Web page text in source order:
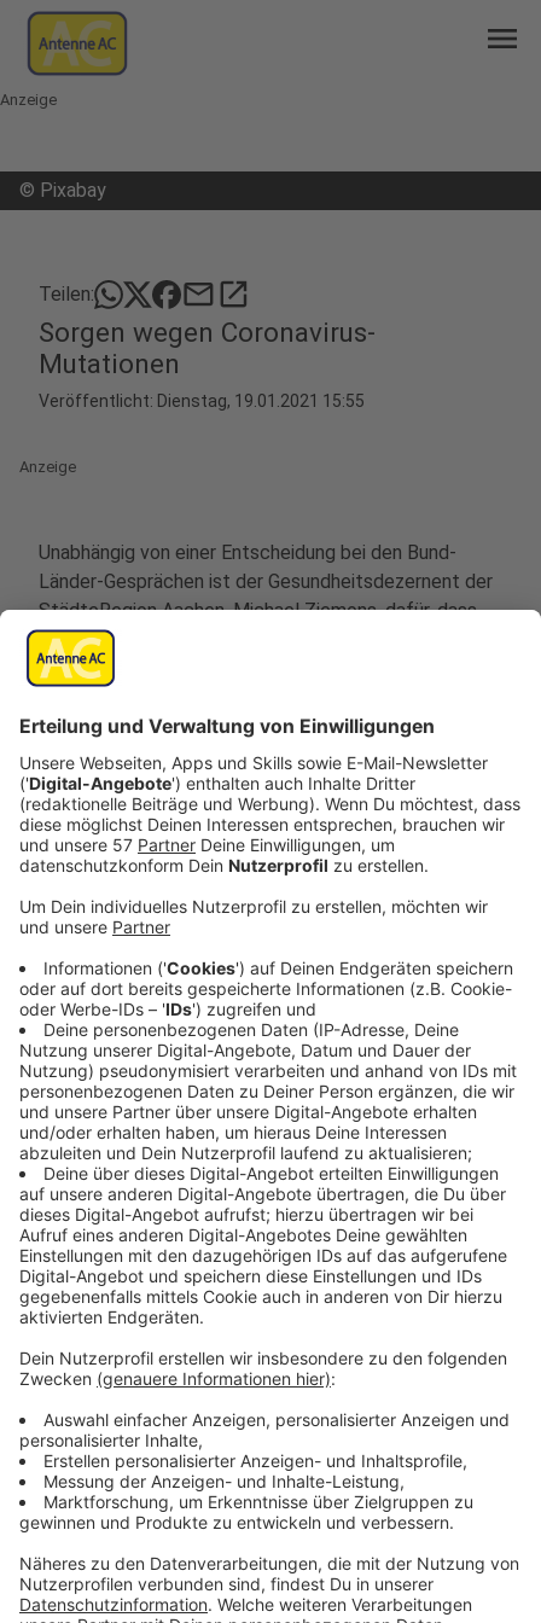
menu
Anzeige
© Pixabay
Teilen: mailopen_in_new
Sorgen wegen Coronavirus-
Mutationen
Veröffentlicht: Dienstag, 19.01.2021 15:55
Anzeige
Unabhängig von einer Entscheidung bei den Bund-
Länder-Gesprächen ist der Gesundheitsdezernent der
StädteRegion Aachen, Michael Ziemons, dafür, dass
die Maßnahmen noch einmal verschärft werden.
Sorgen macht er sich auch wegen der inzwischen
Corona-Virus, hat er Antenne AC gesagt. Denn die
Mutationen könnten zu einer heftigen dritten Welle
führen.
Noch werden die Testergebnisse hier bei uns nicht
grundsätzlich auf die Mutationen untersucht. Das
Verdachtsmomenten, so Ziemons. Er hofft, dass der
"Sequenzierung" schafft, damit man genauer weiß, was
hier los ist.
Die Corona-Fallzahlen hier bei uns haben sich zuletzt in
eine gute Richtung entwickelt. Die Sieben-Tage-
Inzidenz beispielsweise ist wieder unter 100 gesunken.
Das sei allerdings auch nötig, glaubt Ziemons.
Anzeige
StädteRegion Aachen
Verschärfungen sinnvoll